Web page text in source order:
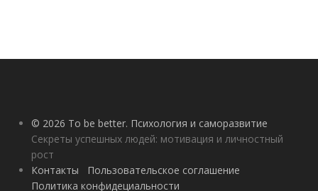
© 2026 To be better. Психология и саморазвитие
Секреты успешных людей: мотивация и личностный
рост
Контакты
Пользовательское соглашение
Политика конфидециальности